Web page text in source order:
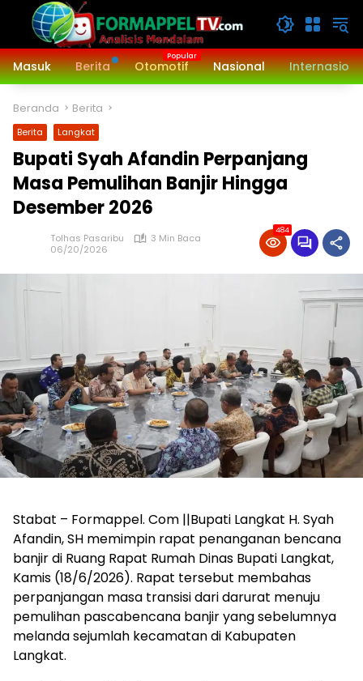
Langsung
konten
Masuk
Berita Otomotif Nasional
Beranda Berita
Berita Langkat
Bupati Syah Afandin Perpanjang
Masa Pemulihan Banjir Hingga
Desember 2026
Tolhas Pasaribu
3 Min Baca
06/20/2026
484
Stabat – Formappel. Com ||Bupati Langkat H. Syah
Afandin, SH memimpin rapat penanganan bencana
banjir di Ruang Rapat Rumah Dinas Bupati Langkat,
Kamis (18/6/2026). Rapat tersebut membahas
perpanjangan masa transisi dari darurat menuju
pemulihan pascabencana banjir yang sebelumnya
melanda sejumlah kecamatan di Kabupaten
Langkat.